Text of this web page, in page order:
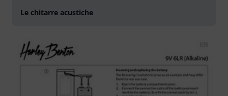
Le chitarre acustiche